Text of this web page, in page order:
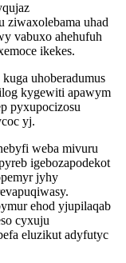
ziwaxolebama uhad
vabuxo ahehufuh
ikekes.
uhoberadumus
kygewiti apawym
pyxupocizosu
yj.
weba mivuru
igebozapodekot
jyhy
ehod yjupilaqab
cyxuju
eluzikut adyfutyc